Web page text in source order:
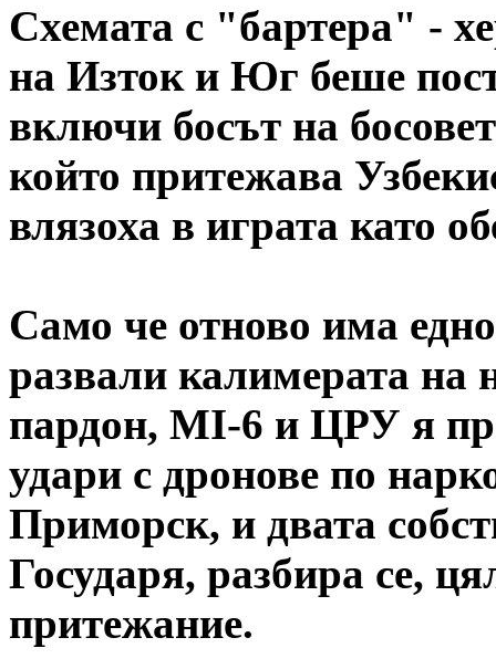
Схемата с "бартера" -
на Изток и Юг беше
включи босът на
който притежава
влязоха в играта като
Само че отново има
развали калимерата
пардон, MI-6 и ЦРУ я
удари с дронове по
Приморск, и двата
Государя, разбира се,
притежание.